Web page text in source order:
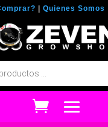
Quienes Somos